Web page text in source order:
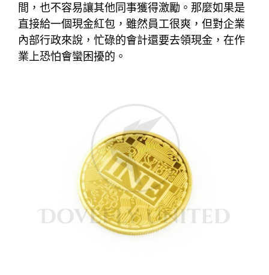
間，也不容易讓其他同事獲得激勵。那麼如果是
直接給一個現金紅包，雖然員工很爽，但對企業
內部行政來說，忙碌的會計還要去領現金，在作
業上恐怕會蠻困擾的。